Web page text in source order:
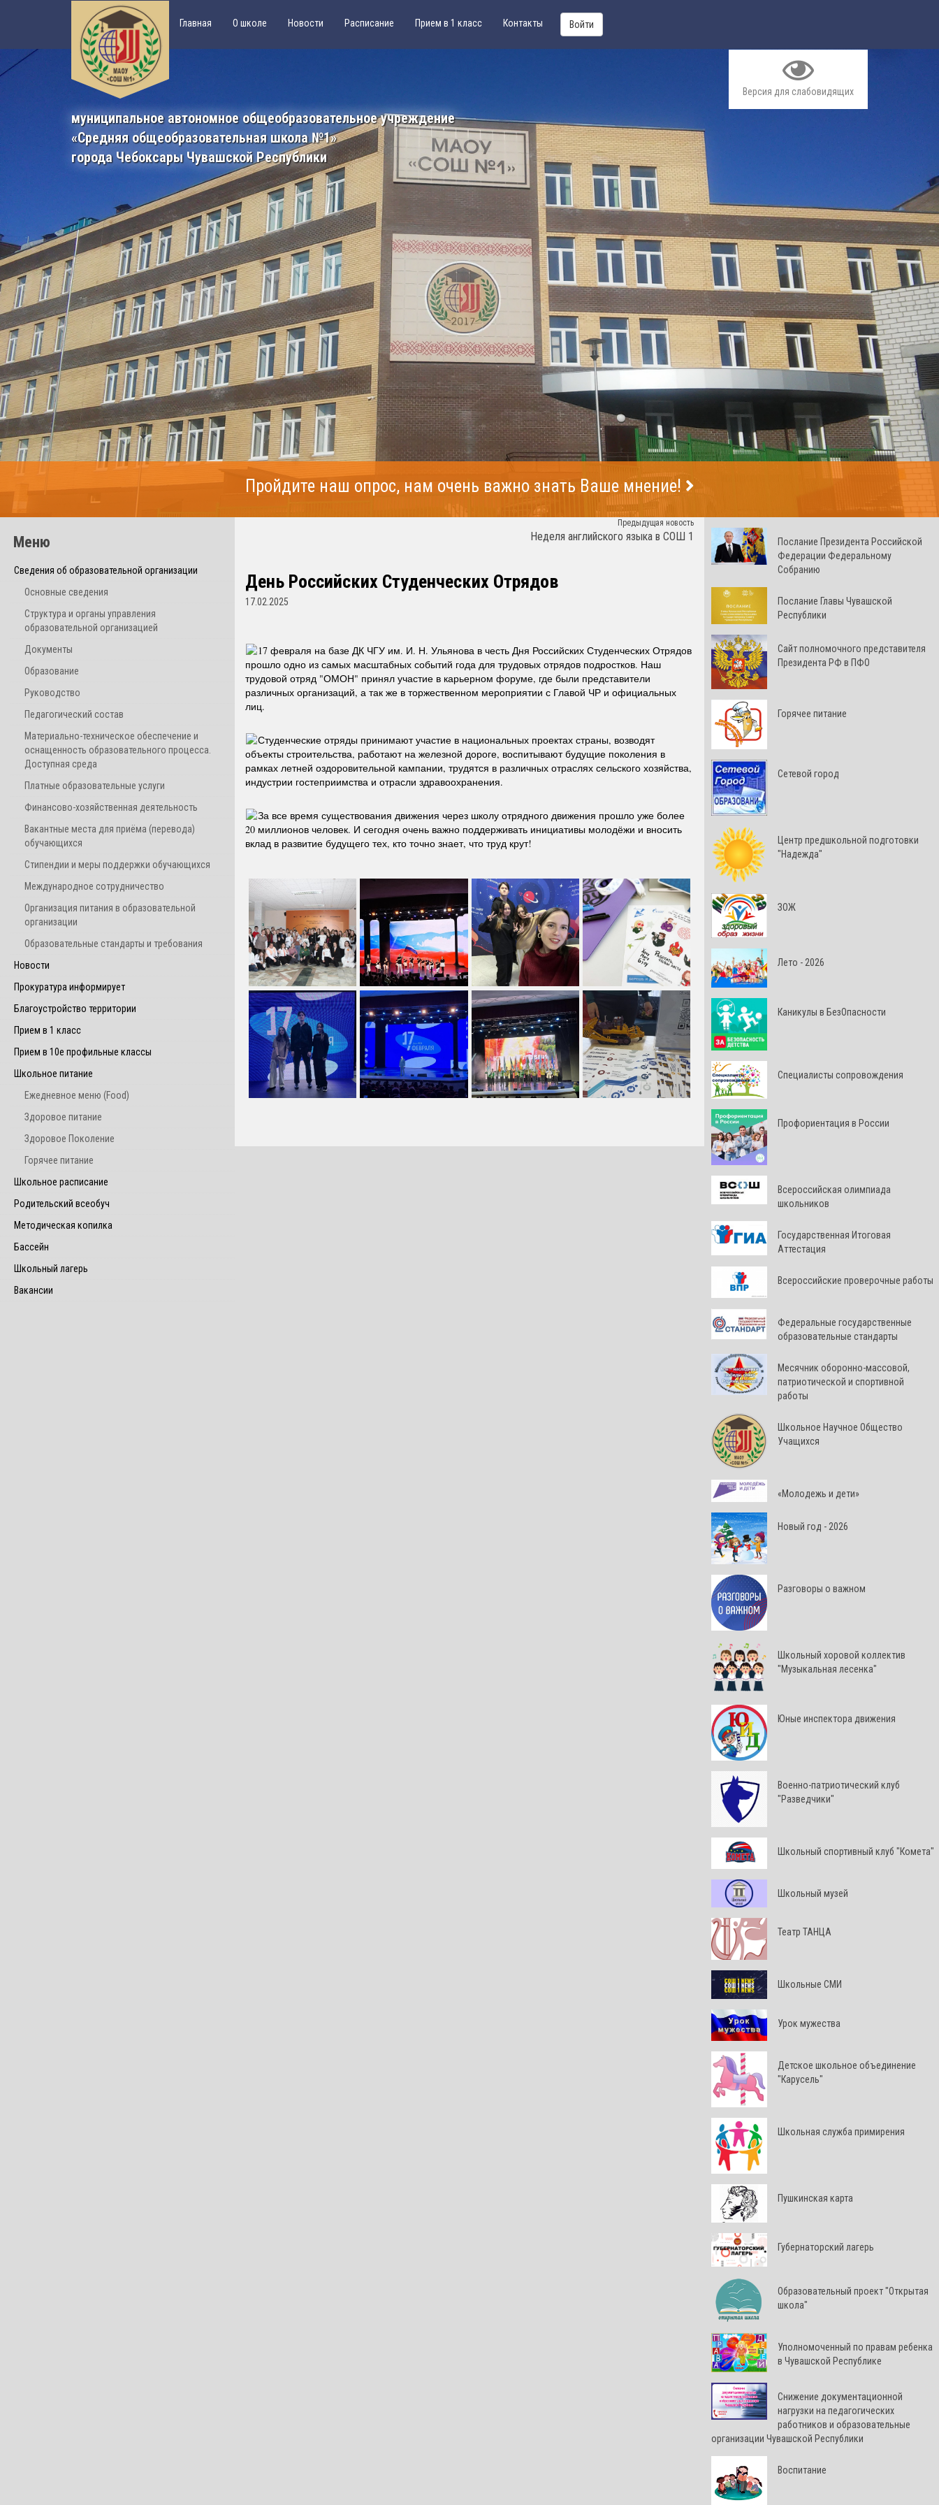
Главная О школе Новости Расписание Прием в 1 класс Контакты Войти
Версия для слабовидящих
муниципальное автономное общеобразовательное учреждение
«Средняя общеобразовательная школа №1»
города Чебоксары Чувашской Республики
Пройдите наш опрос, нам очень важно знать Ваше мнение!
Меню
Сведения об образовательной организации
Основные сведения
Структура и органы управления
образовательной организацией
Документы
Образование
Руководство
Педагогический состав
Материально-техническое обеспечение и
оснащенность образовательного процесса.
Доступная среда
Платные образовательные услуги
Финансово-хозяйственная деятельность
Вакантные места для приёма (перевода)
обучающихся
Стипендии и меры поддержки обучающихся
Международное сотрудничество
Организация питания в образовательной
организации
Образовательные стандарты и требования
Новости
Прокуратура информирует
Благоустройство территории
Прием в 1 класс
Прием в 10е профильные классы
Школьное питание
Ежедневное меню (Food)
Здоровое питание
Здоровое Поколение
Горячее питание
Школьное расписание
Родительский всеобуч
Методическая копилка
Бассейн
Школьный лагерь
Вакансии
Предыдущая новость
Неделя английского языка в СОШ 1
День Российских Студенческих Отрядов
17.02.2025
17 февраля на базе ДК ЧГУ им. И. Н. Ульянова в честь Дня Российских Студенческих Отрядов
прошло одно из самых масштабных событий года для трудовых отрядов подростков. Наш
трудовой отряд "ОМОН" принял участие в карьерном форуме, где были представители
различных организаций, а так же в торжественном мероприятии с Главой ЧР и официальных
лиц.
Студенческие отряды принимают участие в национальных проектах страны, возводят
объекты строительства, работают на железной дороге, воспитывают будущие поколения в
рамках летней оздоровительной кампании, трудятся в различных отраслях сельского хозяйства,
индустрии гостеприимства и отрасли здравоохранения.
За все время существования движения через школу отрядного движения прошло уже более
20 миллионов человек. И сегодня очень важно поддерживать инициативы молодёжи и вносить
вклад в развитие будущего тех, кто точно знает, что труд крут!
Послание Президента Российской
Федерации Федеральному
Собранию
Послание Главы Чувашской
Республики
Cайт полномочного представителя
Президента РФ в ПФО
Горячее питание
Сетевой город
Центр предшкольной подготовки
"Надежда"
ЗОЖ
Лето - 2026
Каникулы в БезОпасности
Специалисты сопровождения
Профориентация в России
Всероссийская олимпиада
школьников
Государственная Итоговая
Аттестация
Всероссийские проверочные работы
Федеральные государственные
образовательные стандарты
Месячник оборонно-массовой,
патриотической и спортивной
работы
Школьное Научное Общество
Учащихся
«Молодежь и дети»
Новый год - 2026
Разговоры о важном
Школьный хоровой коллектив
"Музыкальная лесенка"
Юные инспектора движения
Военно-патриотический клуб
"Разведчики"
Школьный спортивный клуб "Комета"
Школьный музей
Театр ТАНЦА
Школьные СМИ
Урок мужества
Детское школьное объединение
"Карусель"
Школьная служба примирения
Пушкинская карта
Губернаторский лагерь
Образовательный проект "Открытая
школа"
Уполномоченный по правам ребенка
в Чувашской Республике
Снижение документационной
нагрузки на педагогических
работников и образовательные
организации Чувашской Республики
Воспитание